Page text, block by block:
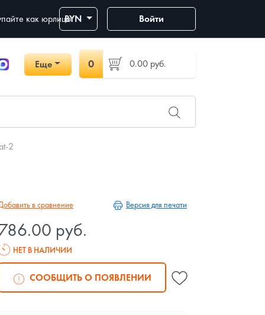
как юрлицоBYN Войти
Еще 0 0.00 руб.
2
в сравнение Версия для печати
руб.
НЕТ В НАЛИЧИИ
СООБЩИТЬ О ПОЯВЛЕНИИ